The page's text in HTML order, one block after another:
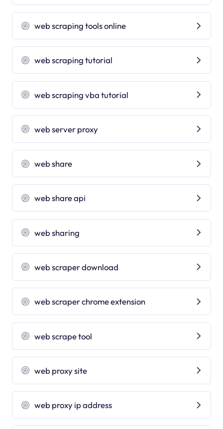
web scraping tools online
web scraping tutorial
web scraping vba tutorial
web server proxy
web share
web share api
web sharing
web scraper download
web scraper chrome extension
web scrape tool
web proxy site
web proxy ip address